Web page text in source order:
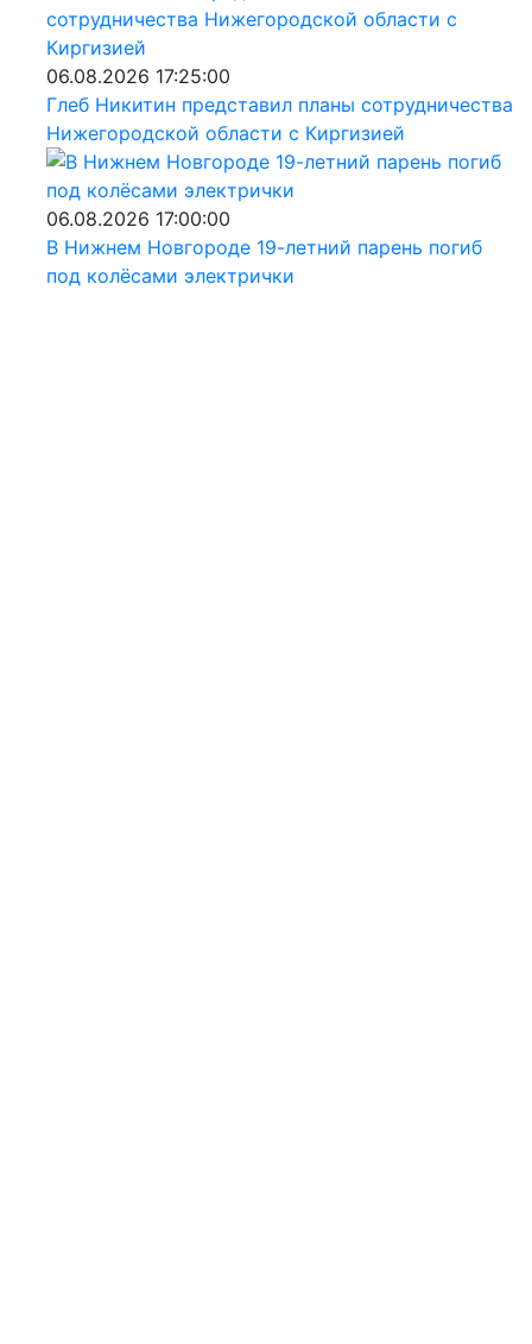
06.08.2026 17:25:00
Глеб Никитин представил планы сотрудничества
Нижегородской области с Киргизией
06.08.2026 17:00:00
В Нижнем Новгороде 19-летний парень погиб
под колёсами электрички